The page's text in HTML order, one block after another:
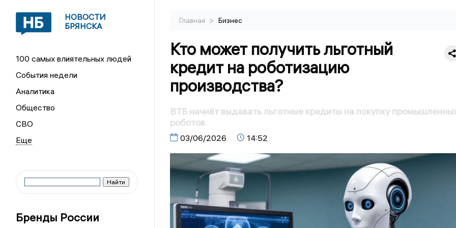
НОВОСТИ
БРЯНСКА
100 самых влиятельных людей
События недели
Аналитика
Общество
СВО
Бренды России
Главная > Бизнес
Кто может получить льготный
кредит на роботизацию
производства?
ВТБ начнёт выдавать льготные кредиты на покупку
роботов
03/06/2026 14:52